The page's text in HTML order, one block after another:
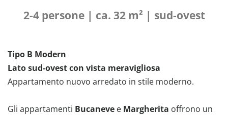
2-4 persone | ca. 32 m² | sud-ovest
Tipo B Modern
Lato sud-ovest con vista meravigliosa
Appartamento nuovo arredato in stile moderno.
Gli appartamenti Bucaneve e Margherita offrono un